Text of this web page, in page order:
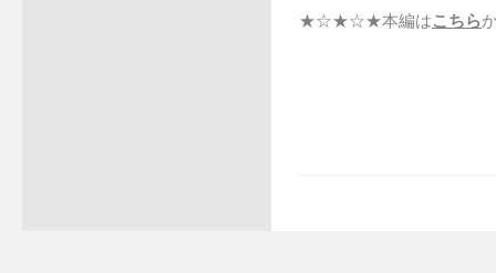
★☆★☆★本編はこちら